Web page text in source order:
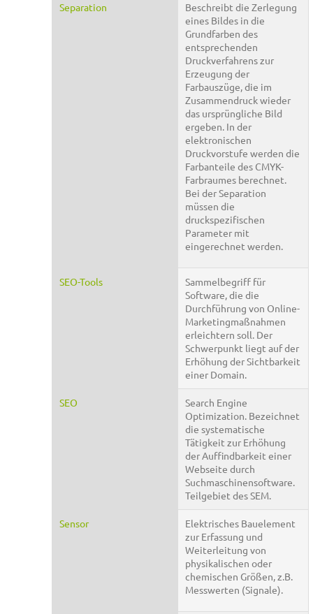
Separation
Beschreibt die Zerlegung
eines Bildes in die
Grundfarben des
entsprechenden
Druckverfahrens zur
Erzeugung der
Farbauszüge, die im
Zusammendruck wieder
das ursprüngliche Bild
ergeben. In der
elektronischen
Druckvorstufe werden die
Farbanteile des CMYK-
Farbraumes berechnet.
Bei der Separation
müssen die
druckspezifischen
Parameter mit
eingerechnet werden.
SEO-Tools
Sammelbegriff für
Software, die die
Durchführung von Online-
Marketingmaßnahmen
erleichtern soll. Der
Schwerpunkt liegt auf der
Erhöhung der Sichtbarkeit
einer Domain.
SEO
Search Engine
Optimization. Bezeichnet
die systematische
Tätigkeit zur Erhöhung
der Auffindbarkeit einer
Webseite durch
Suchmaschinensoftware.
Teilgebiet des SEM.
Sensor
Elektrisches Bauelement
zur Erfassung und
Weiterleitung von
physikalischen oder
chemischen Größen, z.B.
Messwerten (Signale).